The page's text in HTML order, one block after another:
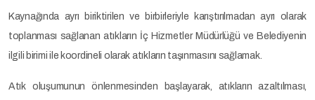
Kaynağında ayrı biriktirilen ve birbirleriyle karıştırılmadan ayrı olarak
toplanması sağlanan atıkların İç Hizmetler Müdürlüğü ve Belediyenin
ilgili birimi ile koordineli olarak atıkların taşınmasını sağlamak.
Atık oluşumunun önlenmesinden başlayarak, atıkların azaltılması,